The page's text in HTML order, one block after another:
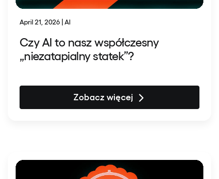
April 21, 2026 | AI
Czy AI to nasz współczesny
„niezatapialny statek”?
Zobacz więcej